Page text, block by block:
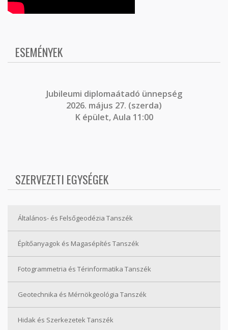
ESEMÉNYEK
Jubileumi diplomaátadó ünnepség
2026. május 27. (szerda)
K épület, Aula 11:00
SZERVEZETI EGYSÉGEK
Általános- és Felsőgeodézia Tanszék
Építőanyagok és Magasépítés Tanszék
Fotogrammetria és Térinformatika Tanszék
Geotechnika és Mérnökgeológia Tanszék
Hidak és Szerkezetek Tanszék